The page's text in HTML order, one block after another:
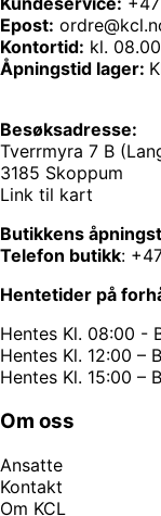
Epost:
Kontortid: kl.
Åpningstid lager:
Besøksadresse:
Tverrmyra 7 B
3185 Skoppum
Link til kart
Butikkens
Telefon butikk:
Hentetider på
Hentes Kl. 08:00 -
Hentes Kl. 12:00 –
Hentes Kl. 15:00 –
Om oss
Ansatte
Kontakt
Om KCL